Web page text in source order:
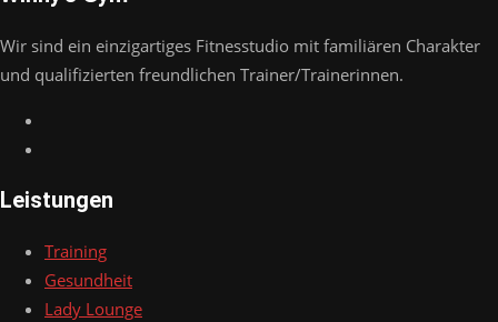
Wir sind ein einzigartiges Fitnesstudio mit familiären Charakter
und qualifizierten freundlichen Trainer/Trainerinnen.
Leistungen
Training
Gesundheit
Lady Lounge